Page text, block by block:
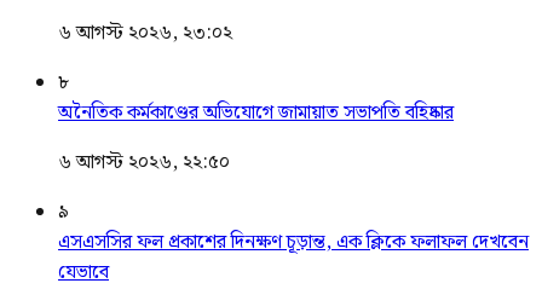
৬ আগস্ট ২০২৬, ২৩:০২
৮
অনৈতিক কর্মকাণ্ডের অভিযোগে জামায়াত সভাপতি বহিষ্কার
৬ আগস্ট ২০২৬, ২২:৫০
৯
এসএসসির ফল প্রকাশের দিনক্ষণ চূড়ান্ত, এক ক্লিকে ফলাফল দেখবেন
যেভাবে